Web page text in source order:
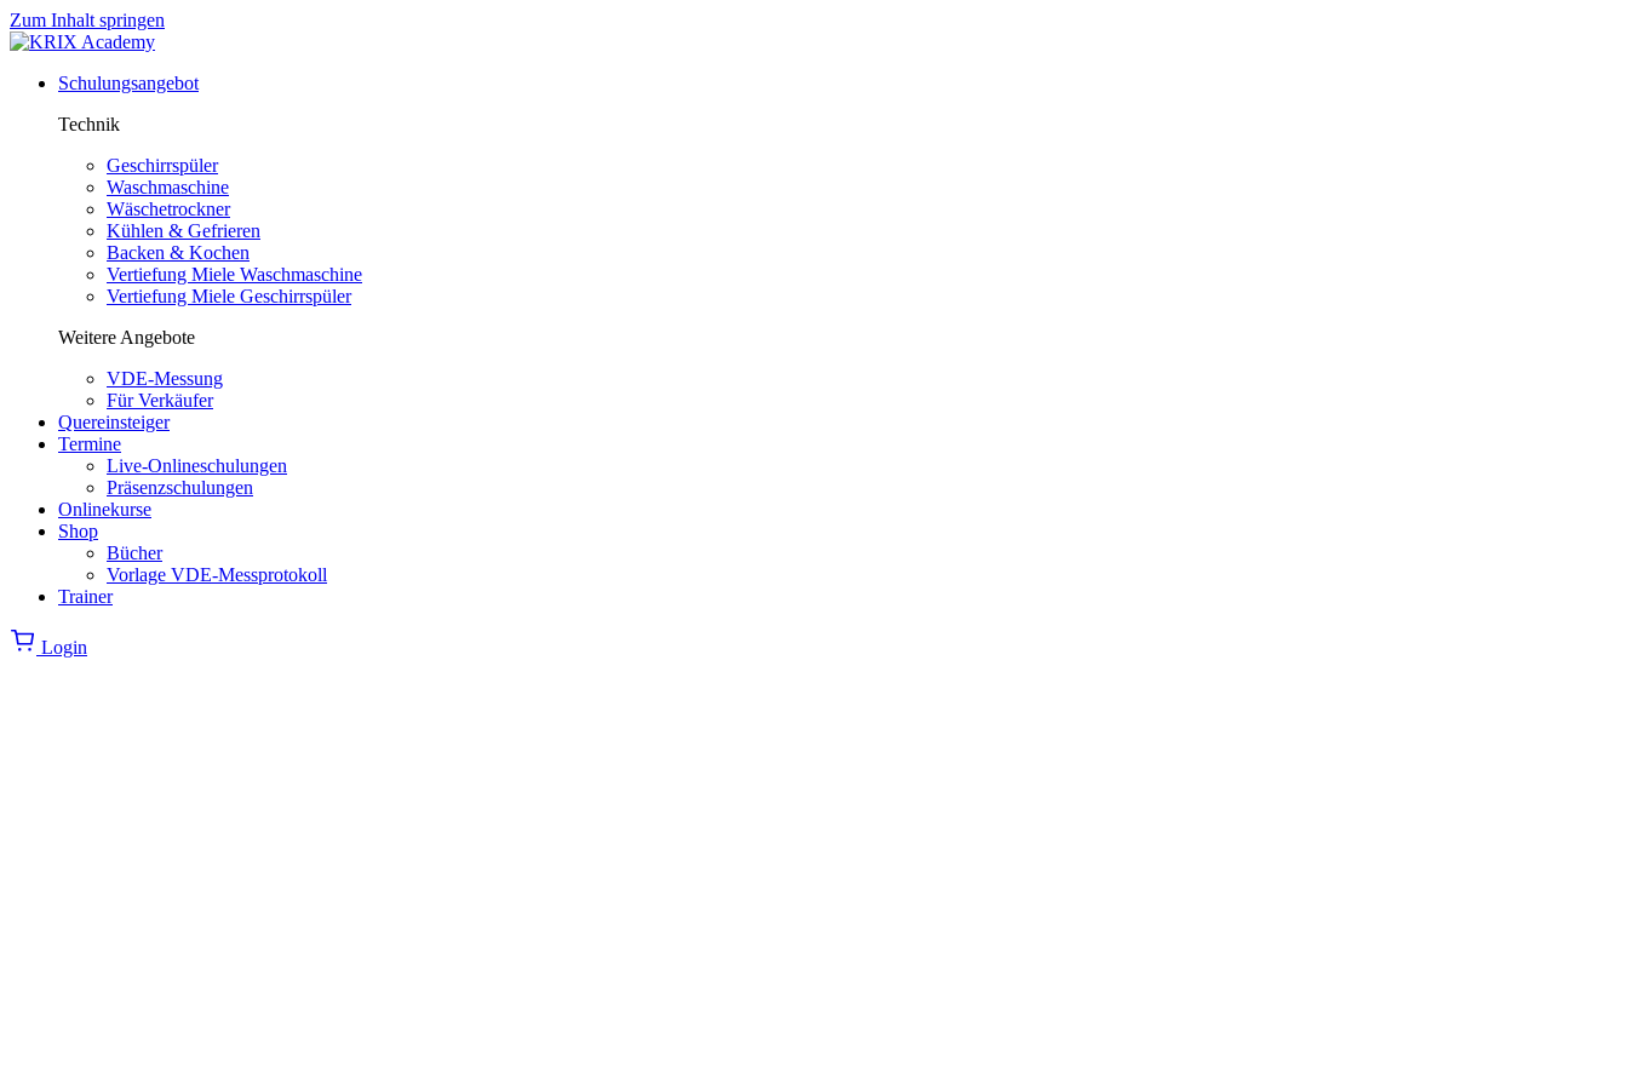
Zum Inhalt springen
Schulungsangebot
Technik
Geschirrspüler
Waschmaschine
Wäschetrockner
Kühlen & Gefrieren
Backen & Kochen
Vertiefung Miele Waschmaschine
Vertiefung Miele Geschirrspüler
Weitere Angebote
VDE-Messung
Für Verkäufer
Quereinsteiger
Termine
Live-Onlineschulungen
Präsenzschulungen
Onlinekurse
Shop
Bücher
Vorlage VDE-Messprotokoll
Trainer
Login